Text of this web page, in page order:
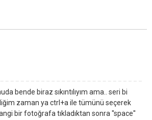
bende biraz sıkıntılıyım ama.. seri bi
zaman ya ctrl+a ile tümünü seçerek
bir fotoğrafa tıkladıktan sonra ''space''